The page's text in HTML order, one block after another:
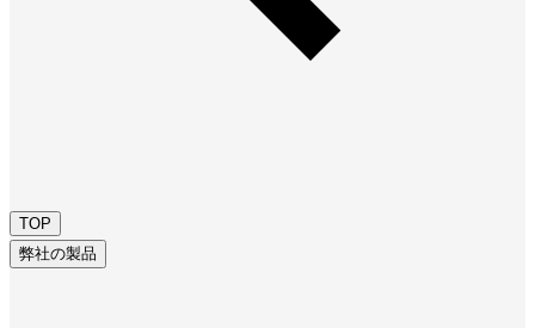
TOP
弊社の製品